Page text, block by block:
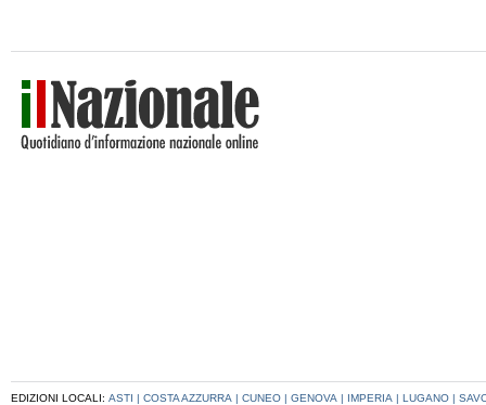
EDIZIONI LOCALI: ASTI | COSTA AZZURRA | CUNEO | GENOVA | IMPERIA | LUGANO |